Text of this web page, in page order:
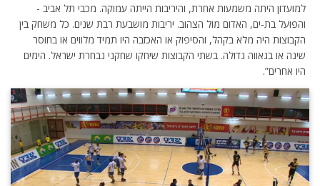
למועדון היתה משמעות אחרת, והיריבות הייתה עמוקה. מכבי תל אביב -
והפועל בת-ים, האדום מול הצהוב. יריבות מושבעת רבת שנים. כל משחק בין
הקבוצות היה מלא בקהל, והסיפוק או האכזבה היו תמיד מלווים או בחוסר
שינה או בגאווה גדולה. בשתי הקבוצות שיחקו שחקני נבחרת ישראל. הימים
היו אחרים”.